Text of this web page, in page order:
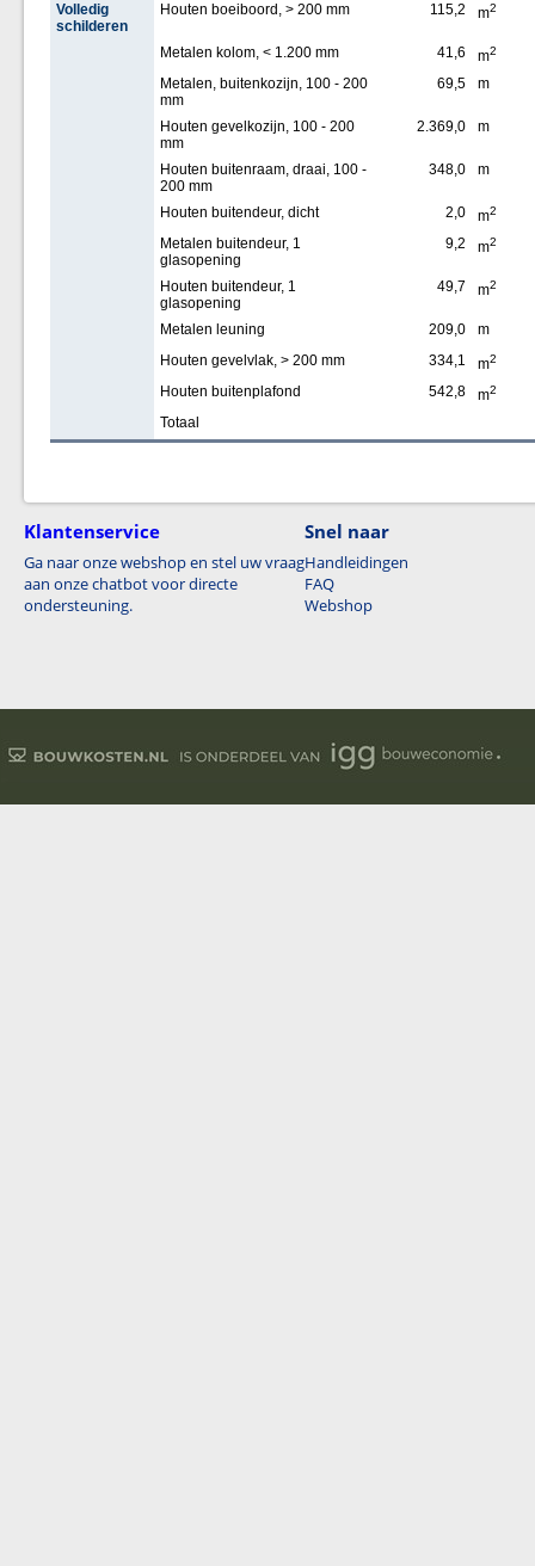
Volledig
schilderen
Houten boeiboord, > 200 mm 115,2 m2
Metalen kolom, < 1.200 mm 41,6 m2
Metalen, buitenkozijn, 100 - 200
mm
69,5 m
Houten gevelkozijn, 100 - 200
mm
2.369,0 m
Houten buitenraam, draai, 100 -
200 mm
348,0 m
Houten buitendeur, dicht 2,0 m2
Metalen buitendeur, 1
glasopening
9,2 m2
Houten buitendeur, 1
glasopening
49,7 m2
Metalen leuning 209,0
m
Houten gevelvlak, > 200 mm
334,1 m2
Houten buitenplafond 542,8 m2
Totaal
Klantenservice
Ga naar onze webshop en stel uw vraag
aan onze chatbot voor directe
ondersteuning.
Snel naar
Handleidingen
FAQ
Webshop